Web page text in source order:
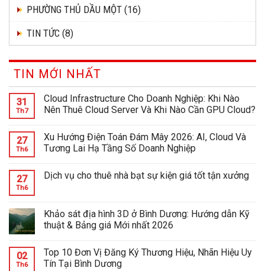
PHƯỜNG THỦ DẦU MỘT (16)
TIN TỨC (8)
TIN MỚI NHẤT
31
Th7
Cloud Infrastructure Cho Doanh Nghiệp: Khi Nào
Nên Thuê Cloud Server Và Khi Nào Cần GPU Cloud?
27
Th6
Xu Hướng Điện Toán Đám Mây 2026: AI, Cloud Và
Tương Lai Hạ Tầng Số Doanh Nghiệp
27
Th6
Dịch vụ cho thuê nhà bạt sự kiện giá tốt tận xưởng
Khảo sát địa hình 3D ở Bình Dương: Hướng dẫn Kỹ
thuật & Bảng giá Mới nhất 2026
02
Th6
Top 10 Đơn Vị Đăng Ký Thương Hiệu, Nhãn Hiệu Uy
Tín Tại Bình Dương